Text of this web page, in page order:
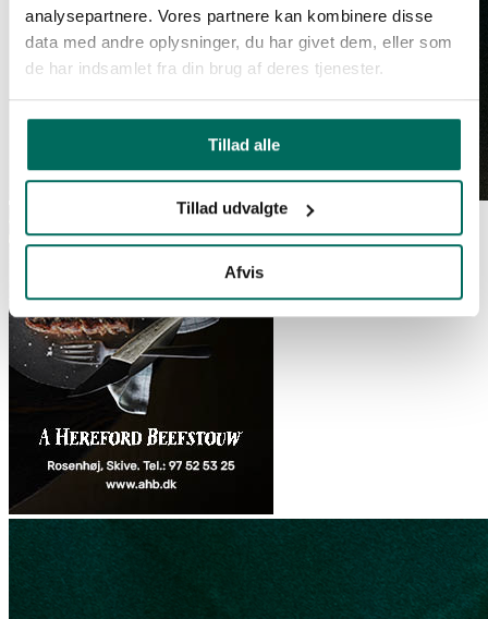
analysepartnere. Vores partnere kan kombinere disse
data med andre oplysninger, du har givet dem, eller som
de har indsamlet fra din brug af deres tjenester.
Tillad alle
Tillad udvalgte
Afvis